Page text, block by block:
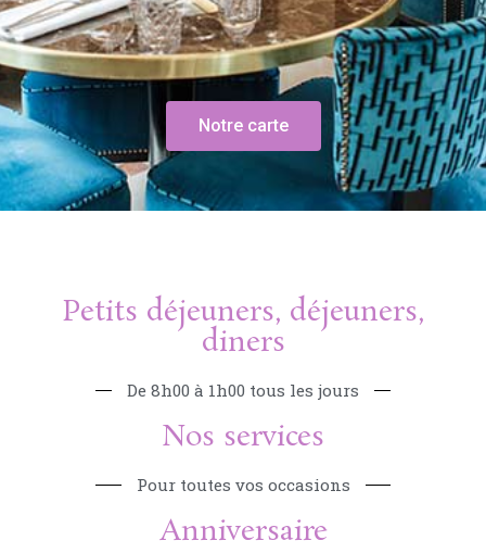
Notre carte
Petits déjeuners, déjeuners,
diners
De 8h00 à 1h00 tous les jours
Nos services
Pour toutes vos occasions
Anniversaire